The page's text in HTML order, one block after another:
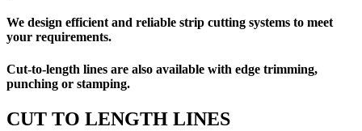
We design efficient and reliable strip cutting systems to meet
your requirements.
Cut-to-length lines are also available with edge trimming,
punching or stamping.
CUT TO LENGTH LINES